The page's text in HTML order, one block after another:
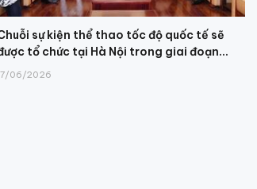
sự kiện thể thao tốc độ quốc tế sẽ
tổ chức tại Hà Nội trong giai đoạn...
06/2026